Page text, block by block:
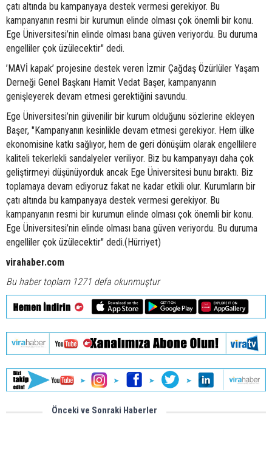
çatı altında bu kampanyaya destek vermesi gerekiyor. Bu
kampanyanın resmi bir kurumun elinde olması çok önemli bir konu.
Ege Üniversitesi’nin elinde olması bana güven veriyordu. Bu duruma
engelliler çok üzülecektir" dedi.
’MAVİ kapak’ projesine destek veren İzmir Çağdaş Özürlüler Yaşam
Derneği Genel Başkanı Hamit Vedat Başer, kampanyanın
genişleyerek devam etmesi gerektiğini savundu.
Ege Üniversitesi’nin güvenilir bir kurum olduğunu sözlerine ekleyen
Başer, "Kampanyanın kesinlikle devam etmesi gerekiyor. Hem ülke
ekonomisine katkı sağlıyor, hem de geri dönüşüm olarak engellilere
kaliteli tekerlekli sandalyeler veriliyor. Biz bu kampanyayı daha çok
geliştirmeyi düşünüyorduk ancak Ege Üniversitesi bunu bıraktı. Biz
toplamaya devam ediyoruz fakat ne kadar etkili olur. Kurumların bir
çatı altında bu kampanyaya destek vermesi gerekiyor. Bu
kampanyanın resmi bir kurumun elinde olması çok önemli bir konu.
Ege Üniversitesi’nin elinde olması bana güven veriyordu. Bu duruma
engelliler çok üzülecektir" dedi.(Hürriyet)
virahaber.com
Bu haber toplam 1271 defa okunmuştur
Önceki ve Sonraki Haberler